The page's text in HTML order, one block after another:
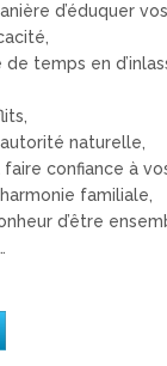
d’éduquer
temps en
naturelle,
confiance à
familiale,
d’être